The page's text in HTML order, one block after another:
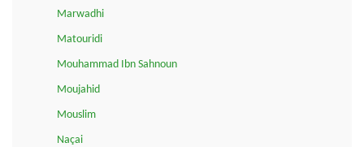
Marwadhi
Matouridi
Mouhammad Ibn Sahnoun
Moujahid
Mouslim
Naçai